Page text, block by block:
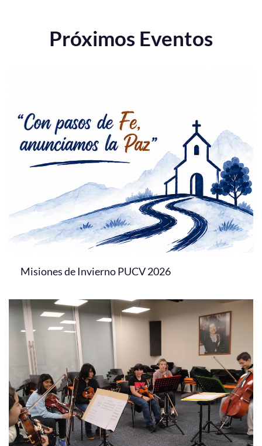
Próximos Eventos
Misiones de Invierno PUCV 2026